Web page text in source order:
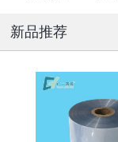
新品推荐